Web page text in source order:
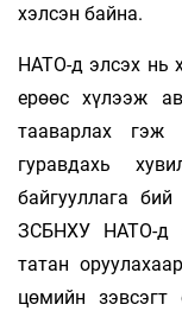
хэлсэн байна.
НАТО-д элсэх нь
ерөөс хүлээж
тааварлах
гуравдахь
байгууллага
ЗСБНХУ НАТО-д
татан
цөмийн